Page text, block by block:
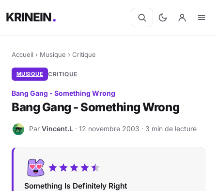
KRINEIN
Accueil › Musique › Critique
MUSIQUE CRITIQUE
Bang Gang - Something Wrong
Bang Gang - Something Wrong
V Par Vincent.L · 12 novembre 2003 · 3 min de lecture
Something Is Definitely Right